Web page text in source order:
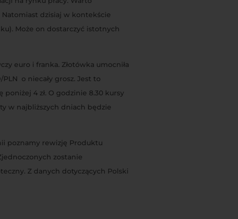
dzisiaj w kontekście
Może on dostarczyć istotnych
euro i franka. Złotówka umocniła
o niecały grosz. Jest to
4 zł. O godzinie 8.30 kursy
w najbliższych dniach będzie
poznamy rewizję Produktu
zostanie
Z danych dotyczących Polski